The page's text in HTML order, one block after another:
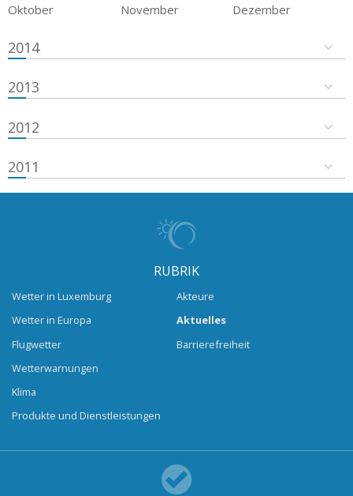
Oktober
November Dezember
2014
2013
2012
2011
RUBRIK
Wetter in Luxemburg
Wetter in Europa
Flugwetter
Wetterwarnungen
Klima
Produkte und Dienstleistungen
Akteure
Aktuelles
Barrierefreiheit